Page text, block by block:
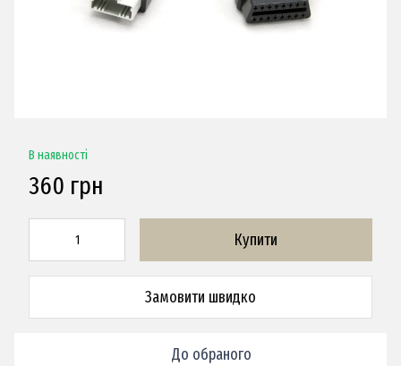
В наявності
360 грн
Купити
Замовити швидко
До обраного